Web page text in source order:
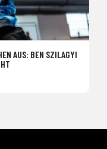
AUS: BEN SZILAGYI